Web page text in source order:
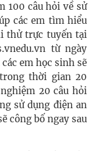
100 câu hỏi về sử
các em tìm hiểu
thử trực tuyến tại
từ ngày
em học sinh sẽ
thời gian 20
20 câu hỏi
sử dụng điện an
công bố ngay sau